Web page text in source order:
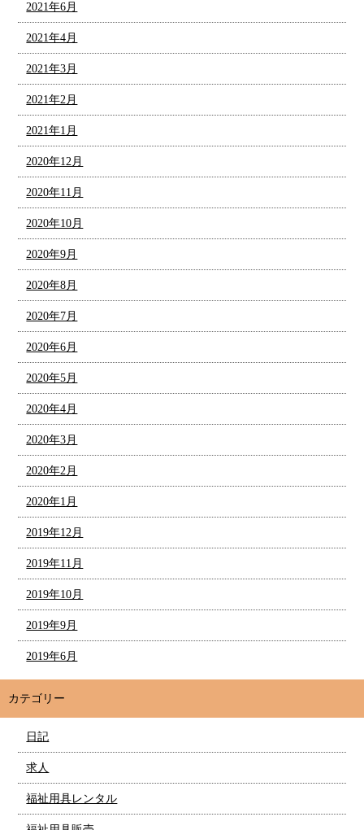
2021年6月
2021年4月
2021年3月
2021年2月
2021年1月
2020年12月
2020年11月
2020年10月
2020年9月
2020年8月
2020年7月
2020年6月
2020年5月
2020年4月
2020年3月
2020年2月
2020年1月
2019年12月
2019年11月
2019年10月
2019年9月
2019年6月
カテゴリー
日記
求人
福祉用具レンタル